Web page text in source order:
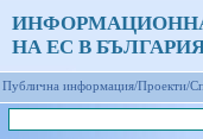
НА ЕС В
Публична информация/Проекти/